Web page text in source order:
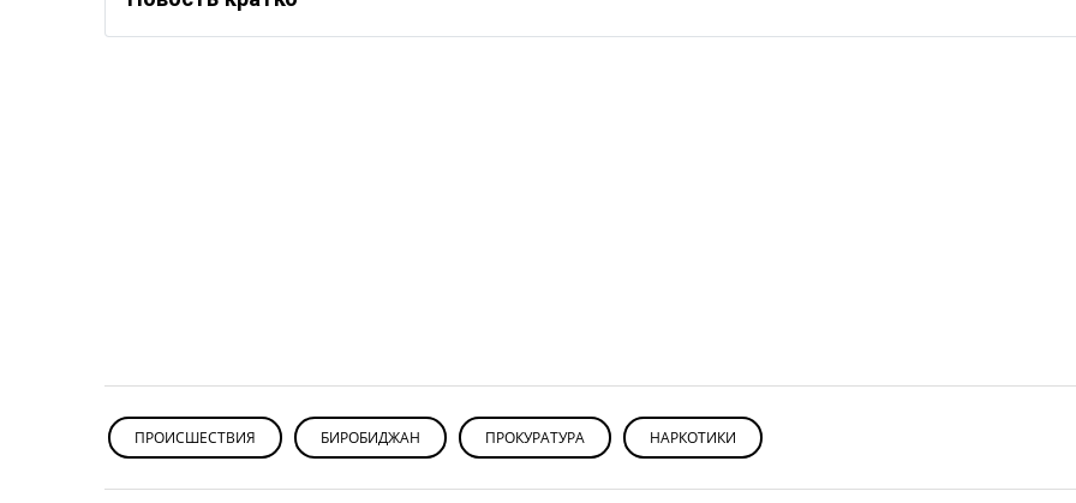
ПРОИСШЕСТВИЯ БИРОБИДЖАН ПРОКУРАТУРА НАРКОТИКИ